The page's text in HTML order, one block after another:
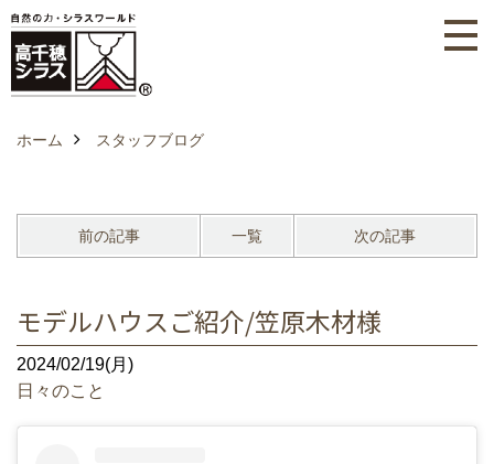
ホーム スタッフブログ
前の記事 一覧 次の記事
モデルハウスご紹介/笠原木材様
2024/02/19(月)
日々のこと